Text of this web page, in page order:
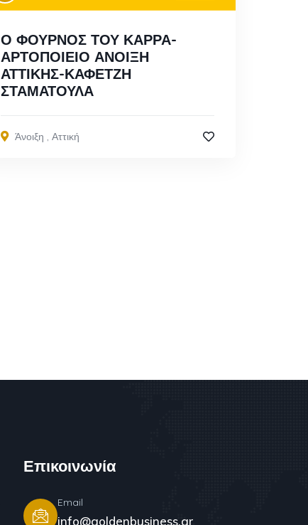
Ο ΦΟΥΡΝΟΣ ΤΟΥ ΚΑΡΡΑ-
ΑΡΤΟΠΟΙΕΙΟ ΑΝΟΙΞΗ
ΑΤΤΙΚΗΣ-ΚΑΦΕΤΖΗ
ΣΤΑΜΑΤΟΥΛΑ
Άνοιξη , Αττική
Επικοινωνία
Email
info@goldenbusiness.gr